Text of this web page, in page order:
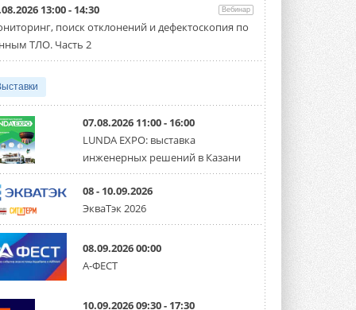
«СиСофт Девелопмент» подвел
итоги конкурса студенческих
проектов «ТИМ-лидеры 2026»
«Русклимат» укрепляет
партнёрство за Уралом
Президент Омского землячества в
Москве Михаил Тимошенко посетил
Омск с трёхдневным рабочим визитом ...
31 ИЮЛЯ 2026
Carrier модернизирует
флагманский чиллер AquaEdge
19XR
Чиллер получил новую версию,
работающую на хладагенте R1234ze ...
31 ИЮЛЯ 2026
Mitsubishi расширяет
13:00 - 14:30 Вебинар
поиск отклонений и дефектоскопия по
ТЛО. Часть 2
07.08.2026 11:00 - 16:00
LUNDA EXPO: выставка
инженерных решений в Казани
08 - 10.09.2026
ЭкваТэк 2026
08.09.2026 00:00
А-ФЕСТ
10.09.2026 09:30 - 17:30